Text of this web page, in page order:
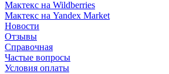
Мактекс на Wildberries
Мактекс на Yandex Market
Новости
Отзывы
Справочная
Частые вопросы
Условия оплаты